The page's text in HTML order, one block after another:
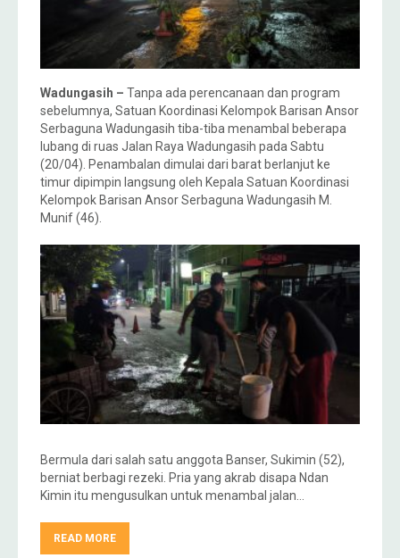
Wadungasih – Tanpa ada perencanaan dan program
sebelumnya, Satuan Koordinasi Kelompok Barisan Ansor
Serbaguna Wadungasih tiba-tiba menambal beberapa
lubang di ruas Jalan Raya Wadungasih pada Sabtu
(20/04). Penambalan dimulai dari barat berlanjut ke
timur dipimpin langsung oleh Kepala Satuan Koordinasi
Kelompok Barisan Ansor Serbaguna Wadungasih M.
Munif (46).
Bermula dari salah satu anggota Banser, Sukimin (52),
berniat berbagi rezeki. Pria yang akrab disapa Ndan
Kimin itu mengusulkan untuk menambal jalan…
READ MORE